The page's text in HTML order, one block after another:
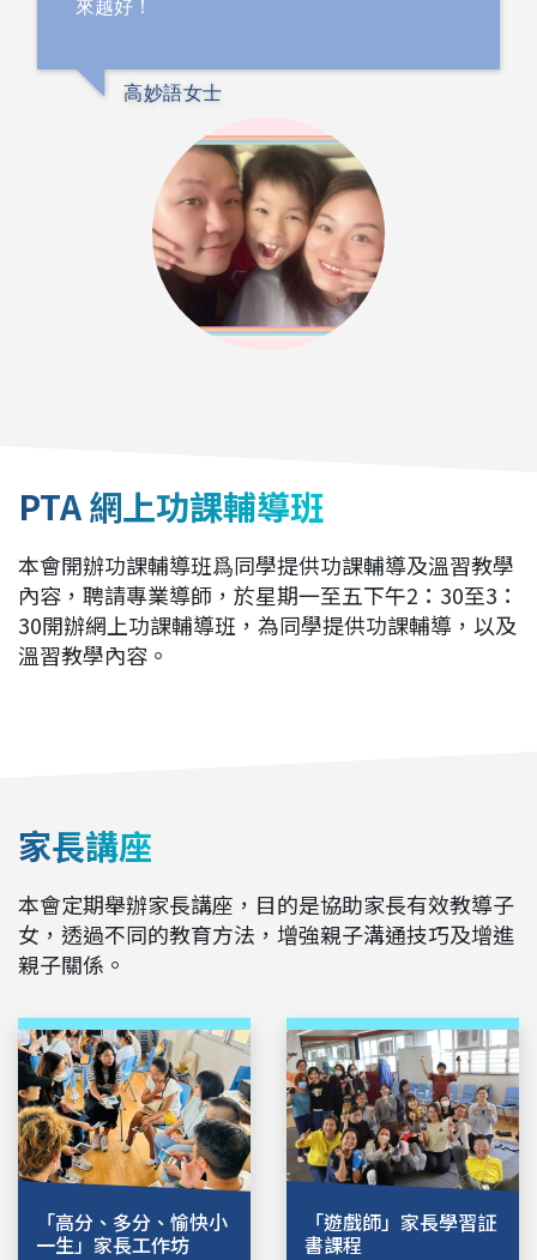
來越好！
高妙語女士
PTA 網上功課輔導班
本會開辦功課輔導班爲同學提供功課輔導及溫習教學
內容，聘請專業導師，於星期一至五下午2：30至3：
30開辦網上功課輔導班，為同學提供功課輔導，以及
溫習教學內容。
家長講座
本會定期舉辦家長講座，目的是協助家長有效教導子
女，透過不同的教育方法，增強親子溝通技巧及增進
親子關係。
「高分、多分、愉快小
一生」家長工作坊
「遊戲師」家長學習証
書課程